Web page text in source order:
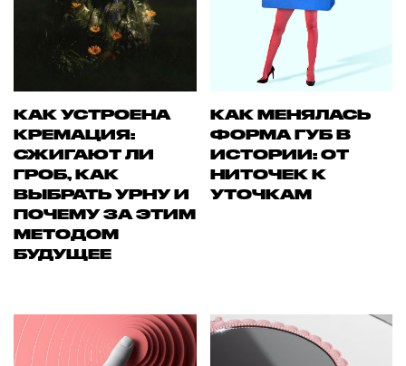
КАК УСТРОЕНА
КРЕМАЦИЯ:
СЖИГАЮТ ЛИ
ГРОБ, КАК
ВЫБРАТЬ УРНУ И
ПОЧЕМУ ЗА ЭТИМ
МЕТОДОМ
БУДУЩЕЕ
КАК МЕНЯЛАСЬ
ФОРМА ГУБ В
ИСТОРИИ: ОТ
НИТОЧЕК К
УТОЧКАМ